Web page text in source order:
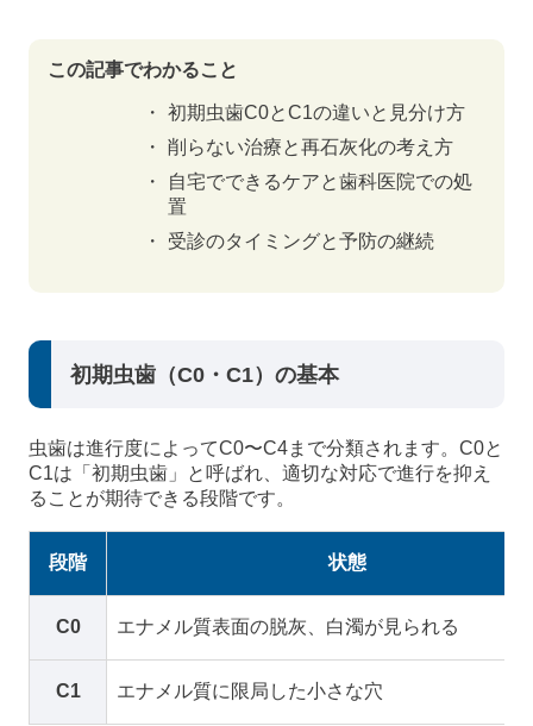
この記事でわかること
初期虫歯C0とC1の違いと見分け方
削らない治療と再石灰化の考え方
自宅でできるケアと歯科医院での処
置
受診のタイミングと予防の継続
初期虫歯（C0・C1）の基本
虫歯は進行度によってC0〜C4まで分類されます。C0と
C1は「初期虫歯」と呼ばれ、適切な対応で進行を抑え
ることが期待できる段階です。
段階 状態
C0 エナメル質表面の脱灰、白濁が見られる
C1 エナメル質に限局した小さな穴